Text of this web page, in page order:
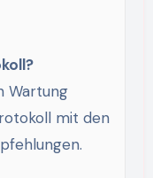
Wartung
mit den